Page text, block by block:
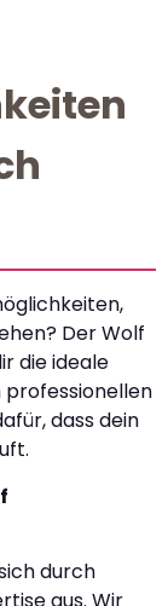
Der Wolf
die ideale
professionellen
dass dein
durch